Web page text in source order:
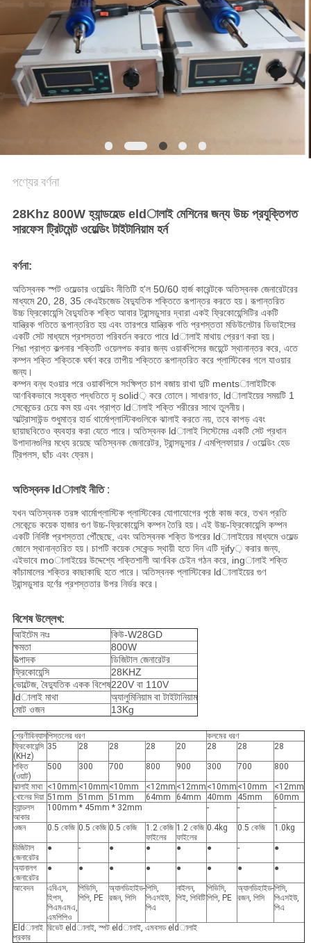
অনুরোধ
করুন
সাইট
ম্যাপ
গোপনীয়তা
নীতি
পণ্যের বর্ণনা
28Khz 800W হ্যান্ডহেল্ড eldালাই মেশিনের জন্য উচ্চ প্রযুক্তিগত
সারফেস ট্রিটমেন্ট ওয়েল্ডিং টাইটানিয়াম হর্ন
বর্ণনা:
অতিস্বনক স্পট ওয়েল্ডার ওয়েল্ডিং নীতিটি হ'ল 50/60 হার্জ কারেন্টকে অতিস্বনক জেনারেটরের
মাধ্যমে 20, 28, 35 কেএইচজেড বৈদ্যুতিক শক্তিতে রূপান্তর করতে হয়। রূপান্তরিত
উচ্চ ফ্রিকোয়েন্সি বৈদ্যুতিক শক্তি আবার ট্রান্সডুসার দ্বারা একই ফ্রিকোয়েন্সিটির একটি
যান্ত্রিক গতিতে রূপান্তরিত হয় এবং তারপরে যান্ত্রিক গতি প্রশস্ততা মডিউলেটার ডিভাইসের
একটি সেট মাধ্যমে প্রশস্ততা পরিবর্তন করতে পারে ldালাই মাথায় প্রেরণ করা হয়।
শিঙা প্রাপ্ত কল্পনার শক্তিটি ওয়েলপড করার জন্য ওয়ার্কপিসের জয়েন্টে স্থানান্তর করে, এতে
কম্পন শক্তি শক্তিকে ঘর্ষণ করে তাপীয় শক্তিতে রূপান্তরিত করে প্লাস্টিকের গলে যাওয়ার
জন্য।
কম্পন বন্ধ হওয়ার পরে ওয়ার্কপিসে সংক্ষিপ্ত চাপ বজায় রাখা দুটি mentsালাইটিকে
আণবিকভাবে সংযুক্ত পদ্ধতিতে দৃ solid় করে তোলে। সাধারণত, ldালাইয়ের সময়টি 1
সেকেন্ডের চেয়ে কম হয় এবং প্রাপ্ত ldালাই শক্তি শরীরের সাথে তুলনীয়।
আল্ট্রাসাউন্ড শুধুমাত্র হার্ড থার্মোপ্লাস্টিকগুলিকে ঝালাই করতে নয়, তবে কাপড় এবং
ছায়াছবিতেও ব্যবহার করা যেতে পারে। অতিস্বনক ldালাই সিস্টেমের একটি সেট প্রধান
উপাদানগুলির মধ্যে রয়েছে অতিস্বনক জেনারেটর, ট্রান্সডুসার / এমপ্লিফায়ার / ওয়েল্ডিং হেড
ট্রিপলস, ছাঁচ এবং ফ্রেম।
অতিস্বনক ldালাই নীতি:
যখন অতিস্বনক তরঙ্গ থার্মোপ্লাস্টিক প্লাস্টিকের যোগাযোগের পৃষ্ঠে কাজ করে, তখন প্রতি
সেকেন্ডে কয়েক হাজার গুণ উচ্চ-ফ্রিকোয়েন্সি কম্পন তৈরি হয়। এই উচ্চ-ফ্রিকোয়েন্সি কম্পন
একটি নির্দিষ্ট প্রশস্ততা পৌঁছেছে, এবং অতিস্বনক শক্তি উপরের ldালাইয়ের মাধ্যমে ওয়েল্ড
জোনে স্থানান্তরিত হয়। চাপটি কয়েক সেকেন্ড স্থায়ী হতে দিন এটি দৃify় করার জন্য,
এইভাবে moালাইয়ের উদ্দেশ্যে শক্তিশালী আণবিক চেইন গঠন করে, ingালাই শক্তি
কাঁচামালের শক্তির কাছাকাছি হতে পারে। অতিস্বনক প্লাস্টিকের ldালাইয়ের গুণ
ট্রান্সডুসার হর্ণের প্রশস্ততার উপর নির্ভর করে।
বিশেষ উল্লেখ:
আইটেম নংঃ
কিউ-W28GD
ক্ষমতা
800W
উত্পাদক
ডিজিটাল জেনারেটর
ফ্রিকোয়েন্সি
28KHZ
ভোল্টেজ, বৈদ্যুতিক একক বিশেষ220V বা 110V
ldালাই মাথা
অ্যালুমিনিয়াম বা টাইটানিয়াম
মোট ওজন
13Kg
শ্রেণীবিন্যাসপিস্তলের ধরণ
কলমের ধরণ
ফ্রিকোয়েন্সি
(KHz)
35 28 28 28 20 28 28 28
শক্তি
(ওয়াট)
500 300 700 800 900 300 700 800
ঝালাই মাথা <10mm <10mm <10mm <12mm <12mm <10mm <10mm
<12mm
খোলের দিয়া 51mm 51mm 51mm 64mm 64mm 40mm 45mm
60mm
হ্যান্ডলস
আকার
100mm * 45mm * 32mm - - -
ওজন 0.5 কেজি 0.5 কেজি 0.5 কেজি
1.2 কেজি
ফাইলের
1.2 কেজি
ফাইলের
0.4kg 0.5 কেজি 1.0kg
ডিজিটাল
জেনারেটর
● - ● ● ● ● - ●
অ্যানালগ
জেনারেটর
● ● ● ● ● ● ● ●
আবেদন
এবিএস,
হিপস,
পিএমএমএ,
এমপিপিও
পিভিসি,
পিপি, PE
অ্যালডিহাইড-
রজন, পিসি
পিসি,
পিএসইউ,
পিএ
নাইলন,
পিই, পিবিটি
পিভিসি,
পিপি, PE
অ্যালডিহাইড-
রজন, পিসি
পিসি,
পিএসইউ,
পিএ
Eldালাই
প্রকার
রিভেট eldালাই, স্পট eldালাই, এমবসড eldালাই